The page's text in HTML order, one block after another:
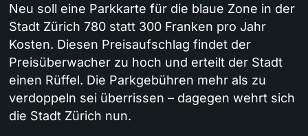
Neu soll eine Parkkarte für die blaue Zone in der
Stadt Zürich 780 statt 300 Franken pro Jahr
Kosten. Diesen Preisaufschlag findet der
Preisüberwacher zu hoch und erteilt der Stadt
einen Rüffel. Die Parkgebühren mehr als zu
verdoppeln sei überrissen – dagegen wehrt sich
die Stadt Zürich nun.